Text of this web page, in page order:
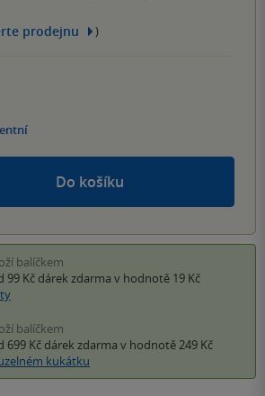
prodejnu )
Do košíku
balíčkem
99 Kč dárek zdarma v hodnotě 19 Kč
balíčkem
699 Kč dárek zdarma v hodnotě 249 Kč
kukátku